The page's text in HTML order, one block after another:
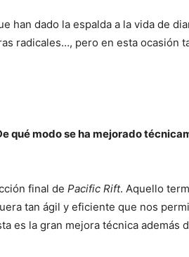
han dado la espalda a la vida de
radicales…, pero en esta ocasión
qué modo se ha mejorado
final de Pacific Rift. Aquello
tan ágil y eficiente que nos
es la gran mejora técnica además